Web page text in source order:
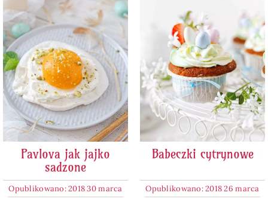
Pavlova jak jajko
sadzone
Opublikowano: 2018 30 marca
Babeczki cytrynowe
Opublikowano: 2018 26 marca